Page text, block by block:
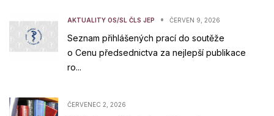
AKTUALITY OS/SL ČLS JEP • ČERVEN 9, 2026
Seznam přihlášených prací do soutěže
o Cenu předsednictva za nejlepší publikace
ro...
ČERVENEC 2, 2026